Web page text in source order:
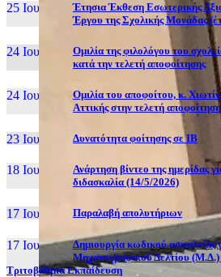
25 Ιουν, 26
Έτησια Έκθεση Εσωτερικής
Έργου της Σχολικής Μονάδας
24 Ιουν, 26
Ομιλία της φιλολόγου του
κατά την τελετή αποφοίτησης
24 Ιουν, 26
Ομιλία του αποφοίτου, κ.
Αττικής στην τελετή
23 Ιουν, 26 Δυνατότητα φοίτησης σε ΙΒ
18 Ιουν, 26
Ανάρτηση βίντεο της ημερίδας
διδασκαλία (14/5/2026)
17 Ιουν, 26 Παραλαβή απολυτήριων
17 Ιουν, 26
Δημιουργία κωδικού ασφαλείας
Μηχανογραφικού Δελτίου
Τριτοβάθμια Εκπαίδευση